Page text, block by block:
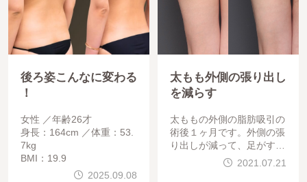
後ろ姿こんなに変わる
！
女性
年齢26才
身長：164cm
体重：53.
7kg
BMI：19.9
2025.09.08
太もも外側の張り出し
を減らす
太ももの外側の脂肪吸引の
術後１ヶ月です。外側の張
り出しが減って、足がすら
っと長く見えますね。あと
、お尻の形も四角いお尻が
2021.07.21